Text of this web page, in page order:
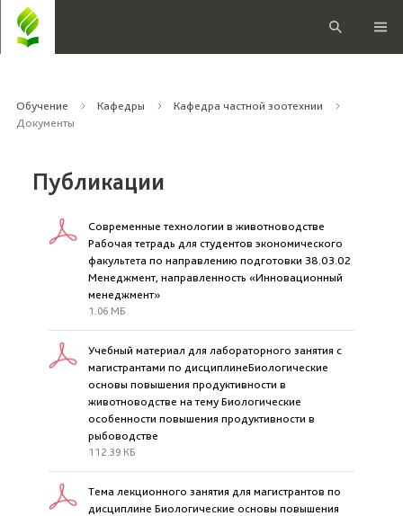
Обучение Кафедры
Кафедра частной зоотехнии
Документы
Публикации
Современные технологии в животноводстве
Рабочая тетрадь для студентов экономического
факультета по направлению подготовки 38.03.02
Менеджмент, направленность «Инновационный
менеджмент»
1.06 МБ
Учебный материал для лабораторного занятия с
магистрантами по дисциплинеБиологические
основы повышения продуктивности в
животноводстве на тему Биологические
особенности повышения продуктивности в
рыбоводстве
112.39 КБ
Тема лекционного занятия для магистрантов по
дисциплине Биологические основы повышения